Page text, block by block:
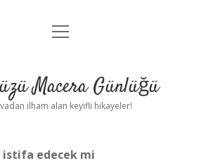
Anasayfa
Yasal Uyarı
menüyü
Macera Günlüğü
ilham alan keyifli hikayeler!
istifa edecek mi